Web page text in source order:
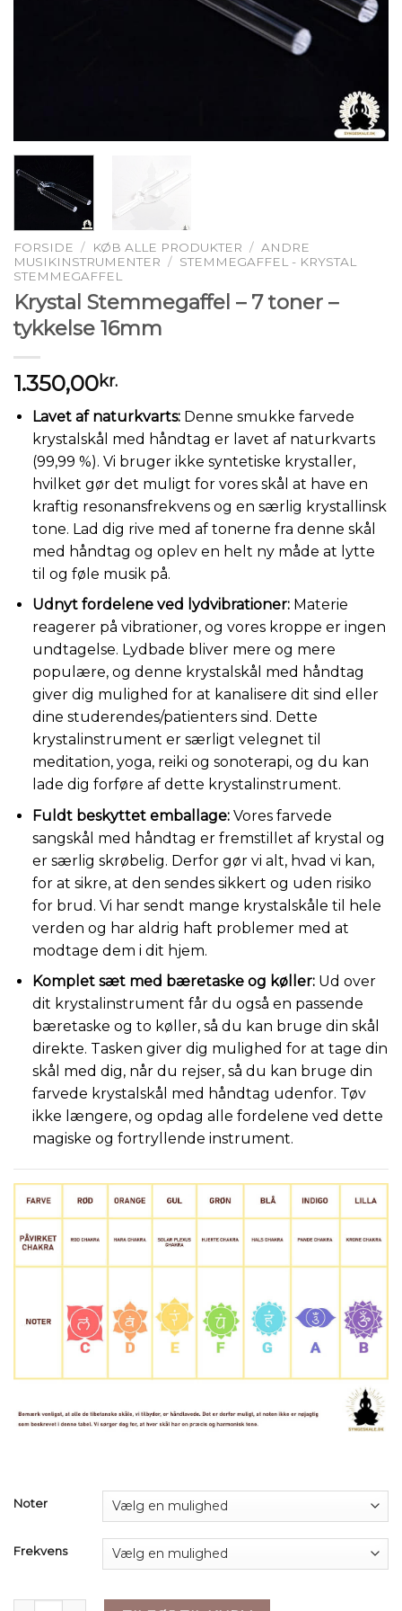
FORSIDE / KØB ALLE PRODUKTER / ANDRE
MUSIKINSTRUMENTER / STEMMEGAFFEL - KRYSTAL
STEMMEGAFFEL
Krystal Stemmegaffel – 7 toner –
tykkelse 16mm
1.350,00kr.
Lavet af naturkvarts:Denne smukke farvede
krystalskål med håndtag er lavet af naturkvarts
(99,99 %). Vi bruger ikke syntetiske krystaller,
hvilket gør det muligt for vores skål at have en
kraftig resonansfrekvens og en særlig krystallinsk
tone. Lad dig rive med af tonerne fra denne skål
med håndtag og oplev en helt ny måde at lytte
til og føle musik på.
Udnyt fordelene ved lydvibrationer:Materie
reagerer på vibrationer, og vores kroppe er ingen
undtagelse. Lydbade bliver mere og mere
populære, og denne krystalskål med håndtag
giver dig mulighed for at kanalisere dit sind eller
dine studerendes/patienters sind. Dette
krystalinstrument er særligt velegnet til
meditation, yoga, reiki og sonoterapi, og du kan
lade dig forføre af dette krystalinstrument.
Fuldt beskyttet emballage:Vores farvede
sangskål med håndtag er fremstillet af krystal og
er særlig skrøbelig. Derfor gør vi alt, hvad vi kan,
for at sikre, at den sendes sikkert og uden risiko
for brud. Vi har sendt mange krystalskåle til hele
verden og har aldrig haft problemer med at
modtage dem i dit hjem.
Komplet sæt med bæretaske og køller:Ud over
dit krystalinstrument får du også en passende
bæretaske og to køller, så du kan bruge din skål
direkte. Tasken giver dig mulighed for at tage din
skål med dig, når du rejser, så du kan bruge din
farvede krystalskål med håndtag udenfor. Tøv
ikke længere, og opdag alle fordelene ved dette
magiske og fortryllende instrument.
Noter
Frekvens